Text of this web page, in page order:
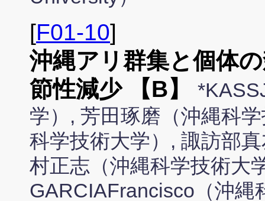
[F01-10]
沖縄アリ群集と個体
節性減少 【B】
学）, 芳田琢磨（沖縄科
科学技術大学）, 諏訪部
村正志（沖縄科学技術大
GARCIAFrancisco（沖縄